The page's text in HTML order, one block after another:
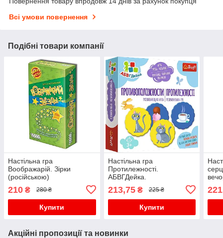
Всі умови повернення
Подібні товари компанії
Настільна гра
Воображарій. Зірки
(російською)
210 ₴ 280 ₴
Купити
Настільна гра
Протилежності.
АБВГДейка.
АБГДЕйка)
213,75₴ 225 ₴
Купити
Акційні пропозиції та новинки